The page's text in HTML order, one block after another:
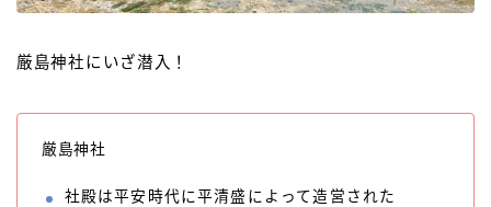
厳島神社にいざ潜入！
厳島神社
社殿は平安時代に平清盛によって造営された